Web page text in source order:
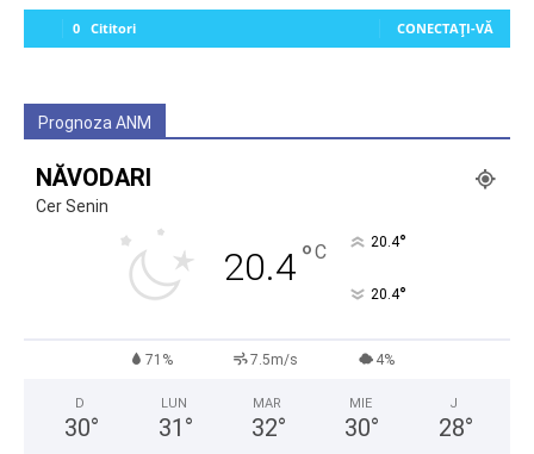
0 Cititori CONECTAȚI-VĂ
Prognoza ANM
NĂVODARI
Cer Senin
20.4°C 20.4°
20.4°
71% 7.5m/s 4%
D
30°
LUN
31 °
MAR
32°
MIE
30°
J
28°